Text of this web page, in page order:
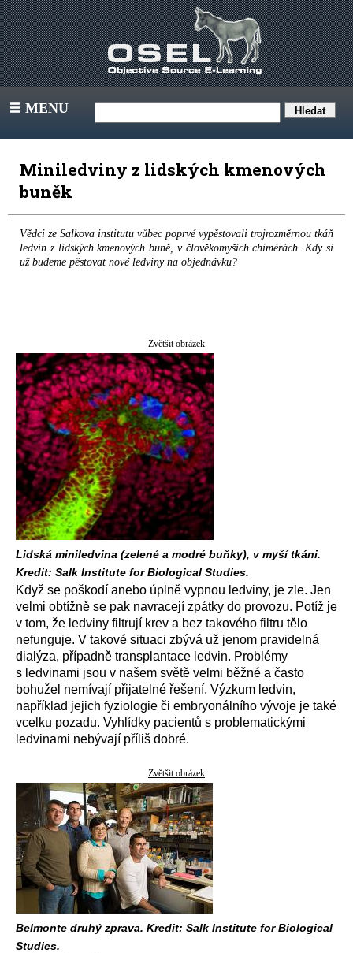
III MENU
Miniledviny z lidských kmenových
buněk
Vědci ze Salkova institutu vůbec poprvé vypěstovali trojrozměrnou tkáň
ledvin z lidských kmenových buně, v člověkomyších chimérách. Kdy si
už budeme pěstovat nové ledviny na objednávku?
Zvětšit obrázek
Lidská miniledvina (zelené a modré buňky), v myší tkáni.
Kredit: Salk Institute for Biological Studies.
Když se poškodí anebo úplně vypnou ledviny, je zle. Jen
velmi obtížně se pak navracejí zpátky do provozu. Potíž je
v tom, že ledviny filtrují krev a bez takového filtru tělo
nefunguje. V takové situaci zbývá už jenom pravidelná
dialýza, případně transplantace ledvin. Problémy
s ledvinami jsou v našem světě velmi běžné a často
bohužel nemívají přijatelné řešení. Výzkum ledvin,
například jejich fyziologie či embryonálního vývoje je také
vcelku pozadu. Vyhlídky pacientů s problematickými
ledvinami nebývají příliš dobré.
Zvětšit obrázek
Belmonte druhý zprava. Kredit: Salk Institute for Biological
Studies.